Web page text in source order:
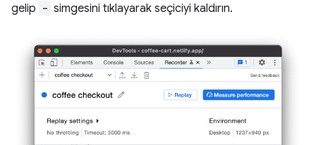
gelip - simgesini tıklayarak seçiciyi kaldırın.